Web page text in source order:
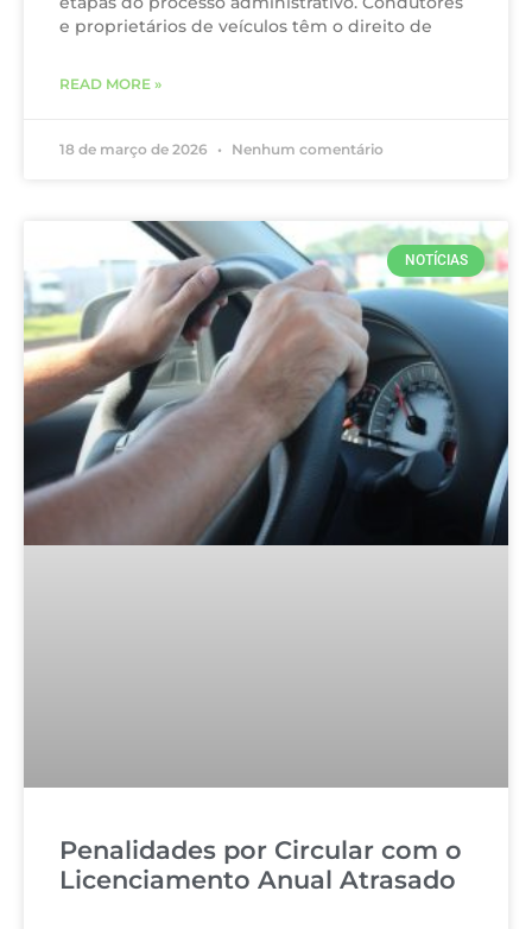
e proprietários de veículos têm o direito de
READ MORE »
18 de março de 2026 Nenhum comentário
NOTÍCIAS
Penalidades por Circular com o
Licenciamento Anual Atrasado